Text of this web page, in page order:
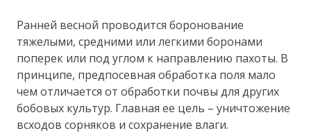
Ранней весной проводится боронование
тяжелыми, средними или легкими боронами
поперек или под углом к направлению пахоты. В
принципе, предпосевная обработка поля мало
чем отличается от обработки почвы для других
бобовых культур. Главная ее цель – уничтожение
всходов сорняков и сохранение влаги.